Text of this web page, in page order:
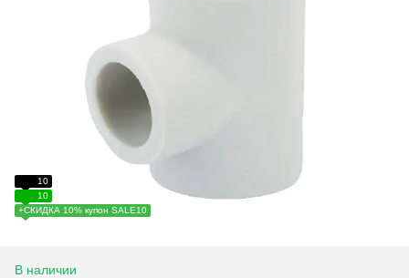
10
10
+СКИДКА 10% купон SALE10
В наличии